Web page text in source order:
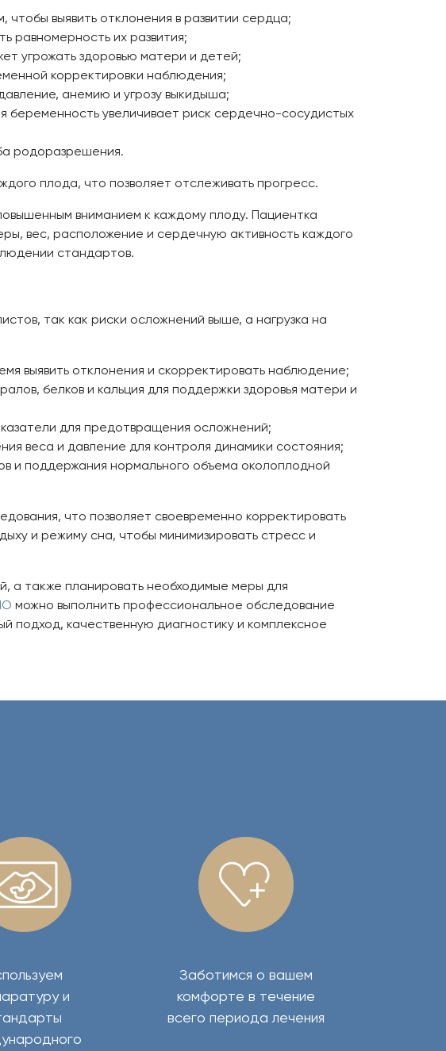
выявить отклонения в развитии сердца;
равномерность их развития;
угрожать здоровью матери и детей;
корректировки наблюдения;
анемию и угрозу выкидыша;
беременность увеличивает риск сердечно-сосудистых
родоразрешения.
плода, что позволяет отслеживать прогресс.
вниманием к каждому плоду. Пациентка
вес, расположение и сердечную активность каждого
стандартов.
так как риски осложнений выше, а нагрузка на
выявить отклонения и скорректировать наблюдение;
белков и кальция для поддержки здоровья матери и
для предотвращения осложнений;
веса и давление для контроля динамики состояния;
и поддержания нормального объема околоплодной
что позволяет своевременно корректировать
и режиму сна, чтобы минимизировать стресс и
а также планировать необходимые меры для
можно выполнить профессиональное обследование
подход, качественную диагностику и комплексное
и
Заботимся о вашем
комфорте в течение
всего периода лечения